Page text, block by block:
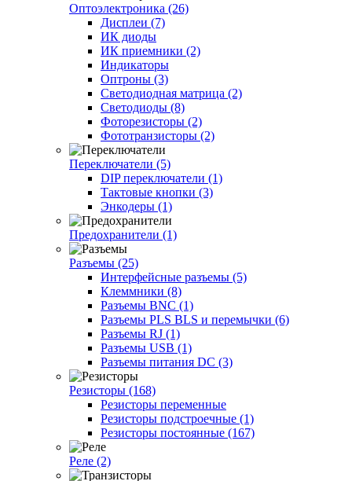
Оптоэлектроника (26)
Дисплеи (7)
ИК диоды
ИК приемники (2)
Индикаторы
Оптроны (3)
Светодиодная матрица (2)
Светодиоды (8)
Фоторезисторы (2)
Фототранзисторы (2)
Переключатели (5)
DIP переключатели (1)
Тактовые кнопки (3)
Энкодеры (1)
Предохранители (1)
Разъемы (25)
Интерфейсные разъемы (5)
Клеммники (8)
Разъемы BNC (1)
Разъемы PLS BLS и перемычки (6)
Разъемы RJ (1)
Разъемы USB (1)
Разъемы питания DC (3)
Резисторы (168)
Резисторы переменные
Резисторы подстроечные (1)
Резисторы постоянные (167)
Реле (2)